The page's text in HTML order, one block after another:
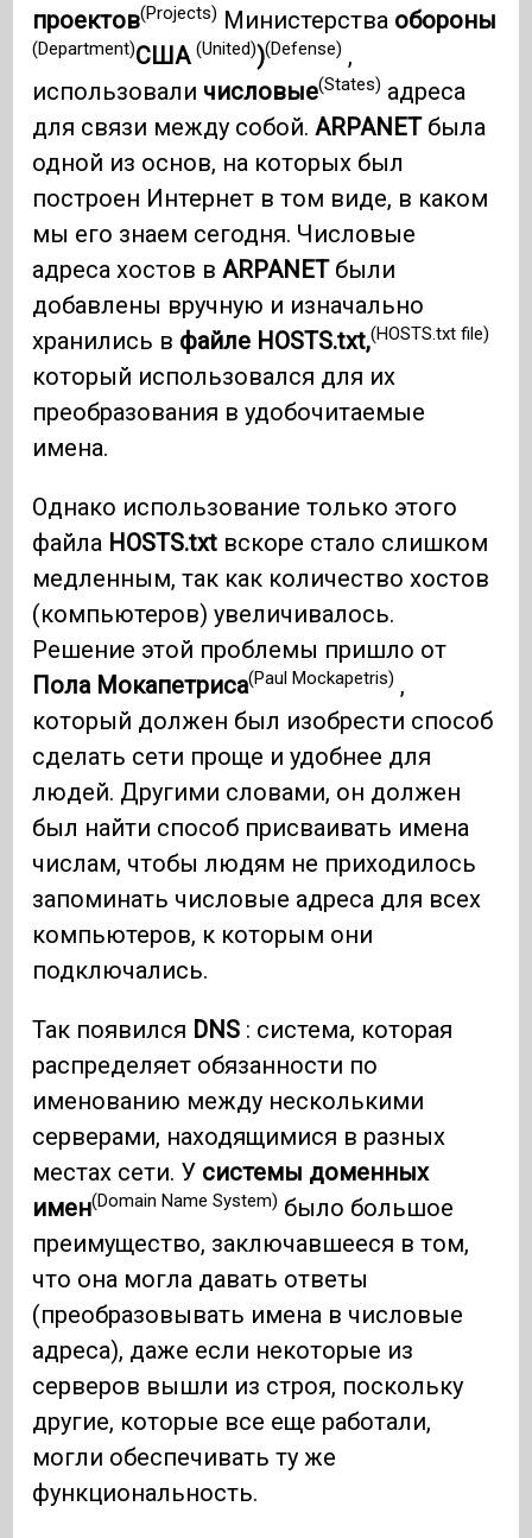
проектов(Projects) Министерства обороны
(Department)США(United))(Defense) ,
использовали числовые(States) адреса
для связи между собой. ARPANETбыла
одной из основ, на которых был
построен Интернет в том виде, в каком
мы его знаем сегодня. Числовые
адреса хостов в ARPANET были
добавлены вручную и изначально
хранились в файле HOSTS.txt,(HOSTS.txt file)
который использовался для их
преобразования в удобочитаемые
имена.
Однако использование только этого
файла HOSTS.txt вскоре стало слишком
медленным, так как количество хостов
(компьютеров) увеличивалось.
Решение этой проблемы пришло от
Пола Мокапетриса(Paul Mockapetris) ,
который должен был изобрести способ
сделать сети проще и удобнее для
людей. Другими словами, он должен
был найти способ присваивать имена
числам, чтобы людям не приходилось
запоминать числовые адреса для всех
компьютеров, к которым они
подключались.
Так появился DNS : система, которая
распределяет обязанности по
именованию между несколькими
серверами, находящимися в разных
местах сети. У системы доменных
имен(Domain Name System) было большое
преимущество, заключавшееся в том,
что она могла давать ответы
(преобразовывать имена в числовые
адреса), даже если некоторые из
серверов вышли из строя, поскольку
другие, которые все еще работали,
могли обеспечивать ту же
функциональность.